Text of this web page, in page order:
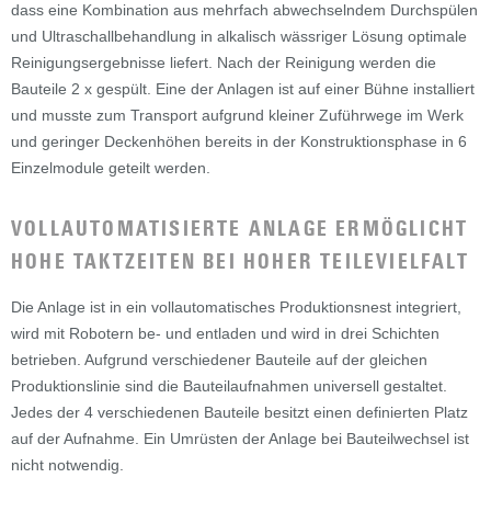
dass eine Kombination aus mehrfach abwechselndem Durchspülen
und Ultraschallbehandlung in alkalisch wässriger Lösung optimale
Reinigungsergebnisse liefert. Nach der Reinigung werden die
Bauteile 2 x gespült. Eine der Anlagen ist auf einer Bühne installiert
und musste zum Transport aufgrund kleiner Zuführwege im Werk
und geringer Deckenhöhen bereits in der Konstruktionsphase in 6
Einzelmodule geteilt werden.
VOLLAUTOMATISIERTE ANLAGE ERMÖGLICHT
HOHE TAKTZEITEN BEI HOHER TEILEVIELFALT
Die Anlage ist in ein vollautomatisches Produktionsnest integriert,
wird mit Robotern be- und entladen und wird in drei Schichten
betrieben. Aufgrund verschiedener Bauteile auf der gleichen
Produktionslinie sind die Bauteilaufnahmen universell gestaltet.
Jedes der 4 verschiedenen Bauteile besitzt einen definierten Platz
auf der Aufnahme. Ein Umrüsten der Anlage bei Bauteilwechsel ist
nicht notwendig.